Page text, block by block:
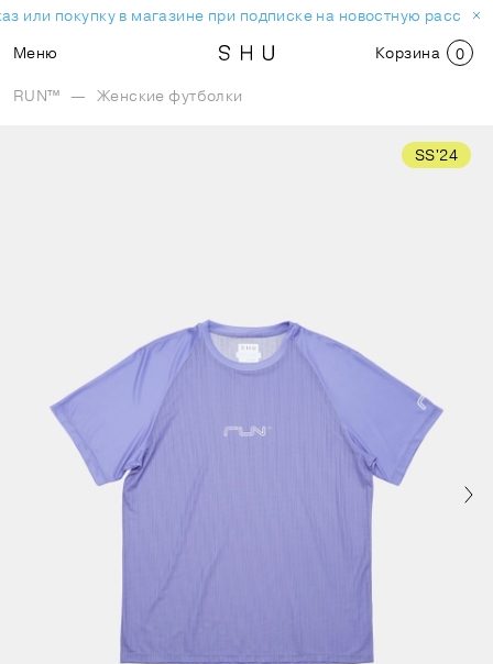
или покупку в магазине при подписке на новостную
Меню
Корзина 0
RUN™ — Женские футболки
SS'24